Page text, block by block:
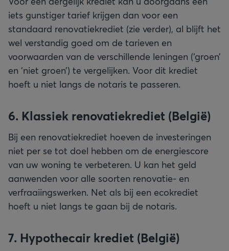
iets gunstiger tarief krijgen dan voor een
standaard renovatiekrediet (zie verder), al blijft het
wel verstandig goed om de tarieven en
voorwaarden van de verschillende leningen (‘groen’
en ‘niet groen’) te vergelijken. Voor dit krediet
hoeft u niet langs de notaris te passeren.
6. Klassiek renovatiekrediet (België)
Bij een renovatiekrediet hoeven de investeringen
niet per se tot doel hebben om de energiescore
van uw woning te verbeteren. U kan het geld
aanwenden voor alle soorten renovatie- en
verfraaiingswerken. Net als bij een ecokrediet
hoeft u niet langs te gaan bij de notaris.